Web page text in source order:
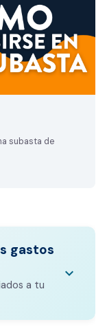
subasta de
gastos
a tu
keyboard_arrow_down